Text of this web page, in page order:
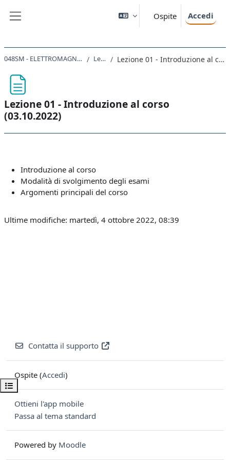
Ospite Accedi
Apri indice del corso
048SM - ELETTROMAGNETISMO 2022 Lezioni Lezione 01 - Introduzione al corso (03.10.2022)
Lezione 01 - Introduzione al corso
(03.10.2022)
Introduzione al corso
Modalità di svolgimento degli esami
Argomenti principali del corso
Ultime modifiche: martedì, 4 ottobre 2022, 08:39
Contatta il supporto
Ospite (Accedi)
Ottieni l'app mobile
Passa al tema standard
Powered by Moodle